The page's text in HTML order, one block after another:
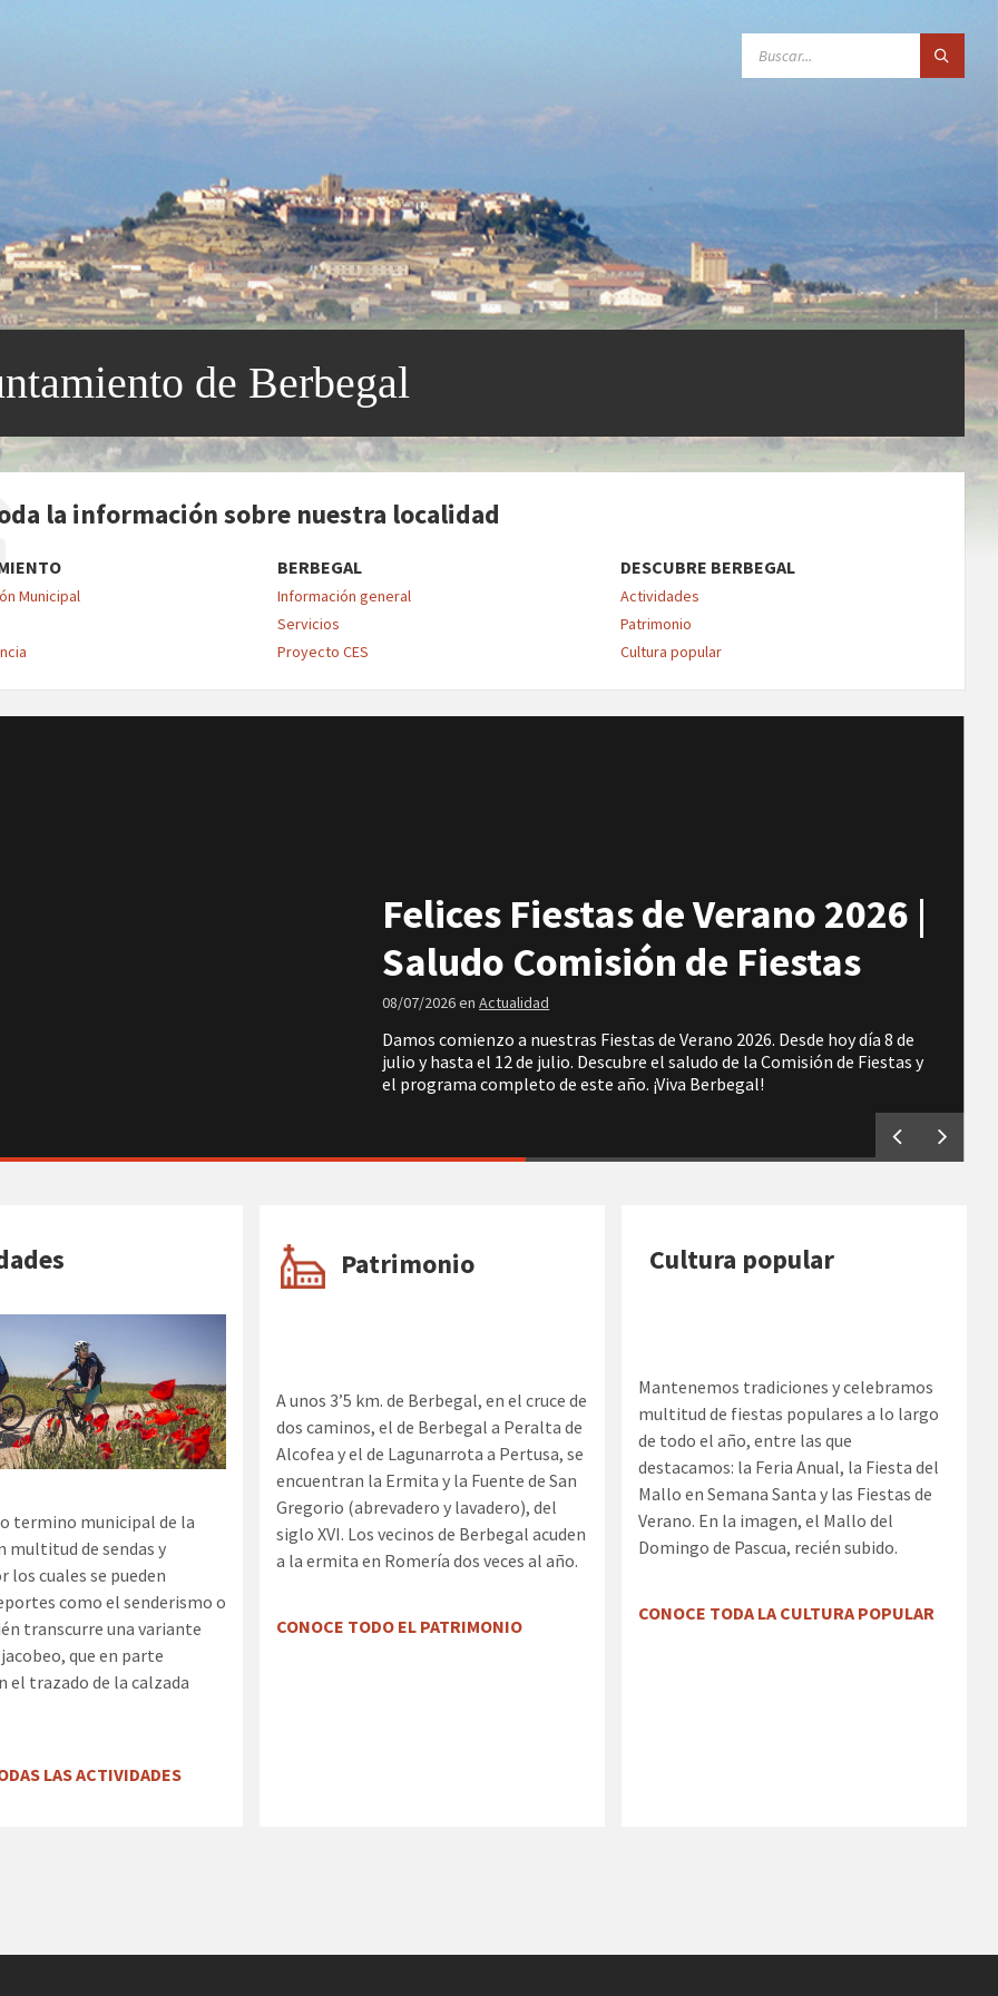
de Berbegal
la información sobre nuestra localidad
Municipal
BERBEGAL
Información general
Servicios
Proyecto CES
DESCUBRE BERBEGAL
Actividades
Patrimonio
Cultura popular
Felices Fiestas de Verano 2026 |
Saludo Comisión de Fiestas
08/07/2026enActualidad
Damos comienzo a nuestras Fiestas de Verano 2026. Desde hoy día 8 de
julio y hasta el 12 de julio. Descubre el saludo de la Comisión de Fiestas y
el programa completo de este año. ¡Viva Berbegal!
termino municipal de la
multitud de sendas y
los cuales se pueden
como el senderismo o
transcurre una variante
que en parte
el trazado de la calzada
LAS ACTIVIDADES
Patrimonio
A unos 3’5 km. de Berbegal, en el cruce de
dos caminos, el de Berbegal a Peralta de
Alcofea y el de Lagunarrota a Pertusa, se
encuentran la Ermita y la Fuente de San
Gregorio (abrevadero y lavadero), del
siglo XVI. Los vecinos de Berbegal acuden
a la ermita en Romería dos veces al año.
CONOCE TODO EL PATRIMONIO
Cultura popular
Mantenemos tradiciones y celebramos
multitud de fiestas populares a lo largo
de todo el año, entre las que
destacamos: la Feria Anual, la Fiesta del
Mallo en Semana Santa y las Fiestas de
Verano. En la imagen, el Mallo del
Domingo de Pascua, recién subido.
CONOCE TODA LA CULTURA POPULAR